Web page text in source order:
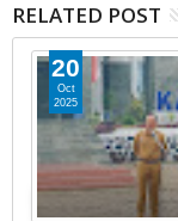
RELATED POST
20
Oct
2025